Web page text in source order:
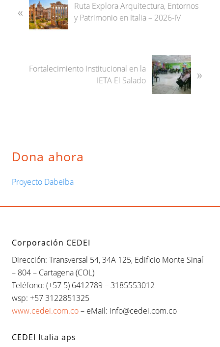
n
r
«
Ruta Explora Arquitectura, Entornos
y Patrimonio en Italia – 2026-IV
e
n
:
Fortalecimiento Institucional en la
IETA El Salado
»
Barra
lateral
principal
Dona ahora
Proyecto Dabeiba
Corporación CEDEI
Dirección: Transversal 54, 34A 125, Edificio Monte Sinaí
– 804 – Cartagena (COL)
Teléfono: (+57 5) 6412789 – 3185553012
wsp: +57 3122851325
www.cedei.com.co– eMail: info@cedei.com.co
CEDEI Italia aps